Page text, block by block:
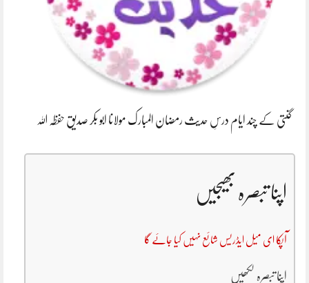
گنتی کے چند ایام درسِ حدیث رمضان المبارک مولانا ابو بکر صدیق حفظہ اللہ
اپنا تبصرہ بھیجیں
آپکا ای میل ایڈریس شائع نہیں کیا جائے گا
اپنا تبصرہ لکھیں